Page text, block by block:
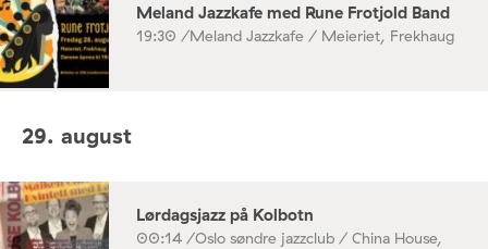
Meland Jazzkafe med Rune Frotjold Band
19:30 /Meland Jazzkafe / Meieriet, Frekhaug
29. august
Lørdagsjazz på Kolbotn
00:14 /Oslo søndre jazzclub / China House,